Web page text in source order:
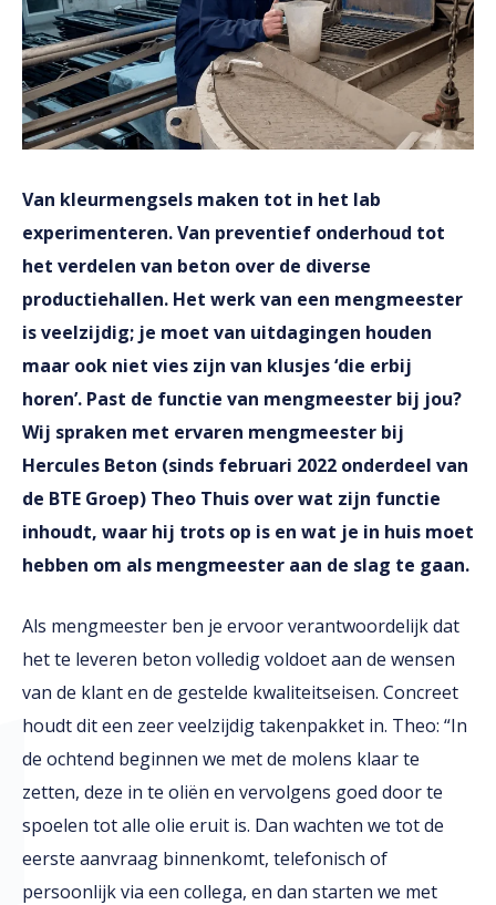
Downloads
Werken bij
Van kleurmengsels maken tot in het lab
experimenteren. Van preventief onderhoud tot
het verdelen van beton over de diverse
productiehallen. Het werk van een mengmeester
is veelzijdig; je moet van uitdagingen houden
maar ook niet vies zijn van klusjes ‘die erbij
horen’. Past de functie van mengmeester bij jou?
Wij spraken met ervaren mengmeester bij
Hercules Beton (sinds februari 2022 onderdeel van
de BTE Groep) Theo Thuis over wat zijn functie
inhoudt, waar hij trots op is en wat je in huis moet
hebben om als mengmeester aan de slag te gaan.
Als mengmeester ben je ervoor verantwoordelijk dat
het te leveren beton volledig voldoet aan de wensen
van de klant en de gestelde kwaliteitseisen. Concreet
houdt dit een zeer veelzijdig takenpakket in. Theo: “In
de ochtend beginnen we met de molens klaar te
zetten, deze in te oliën en vervolgens goed door te
spoelen tot alle olie eruit is. Dan wachten we tot de
eerste aanvraag binnenkomt, telefonisch of
persoonlijk via een collega, en dan starten we met